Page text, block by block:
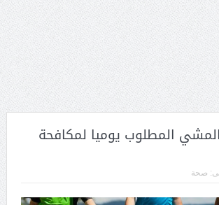
المطلوب يوميا لمكافحة
صحة